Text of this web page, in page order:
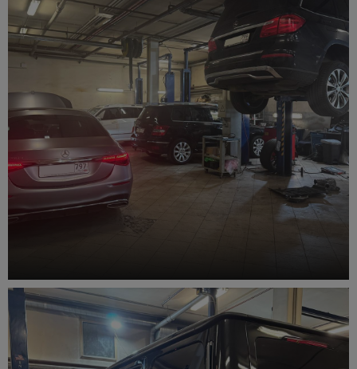
Ремонт подвески